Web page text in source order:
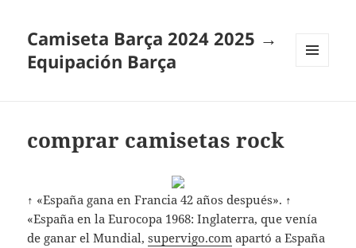
Camiseta Barça 2024 2025 →
Equipación Barça
comprar camisetas rock
↑ «España gana en Francia 42 años después». ↑
«España en la Eurocopa 1968: Inglaterra, que venía
de ganar el Mundial,supervigo.com apartó a España